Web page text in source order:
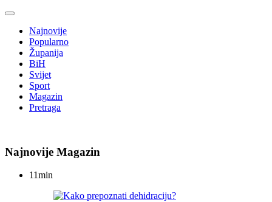
Najnovije
Popularno
Županija
BiH
Svijet
Sport
Magazin
Pretraga
Najnovije Magazin
11min